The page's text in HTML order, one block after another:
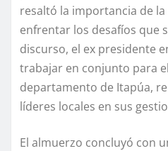
resaltó la importancia de
enfrentar los desafíos que
discurso, el ex presidente
trabajar en conjunto para
departamento de Itapúa,
líderes locales en sus
El almuerzo concluyó con